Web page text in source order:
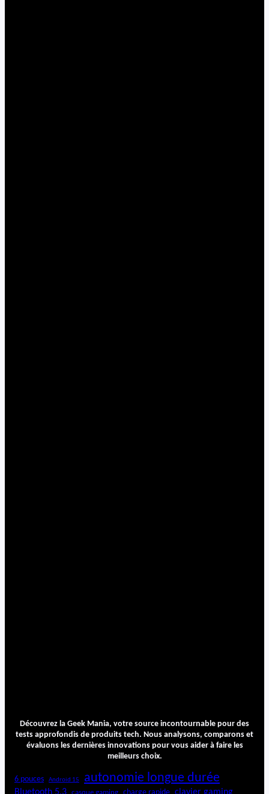
Découvrez la Geek Mania, votre source incontournable pour des
tests approfondis de produits tech. Nous analysons, comparons et
évaluons les dernières innovations pour vous aider à faire les
meilleurs choix.
6 pouces Android 15 autonomie longue durée
casque gaming